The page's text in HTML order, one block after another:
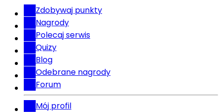
Zdobywaj punkty
Nagrody
Polecaj serwis
Quizy
Blog
Odebrane nagrody
Forum
Mój profil